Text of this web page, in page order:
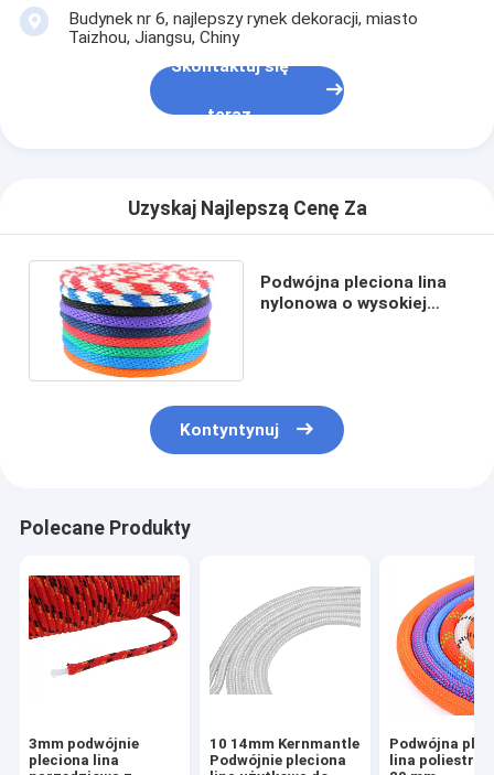
Budynek nr 6, najlepszy rynek dekoracji, miasto
Taizhou, Jiangsu, Chiny
Skontaktuj się
teraz
Uzyskaj Najlepszą Cenę Za
Podwójna pleciona lina
nylonowa o wysokiej
Kontyntynuj
Polecane Produkty
3mm podwójnie
pleciona lina
10 14mm Kernmantle
Podwójnie pleciona
Podwójna
lina